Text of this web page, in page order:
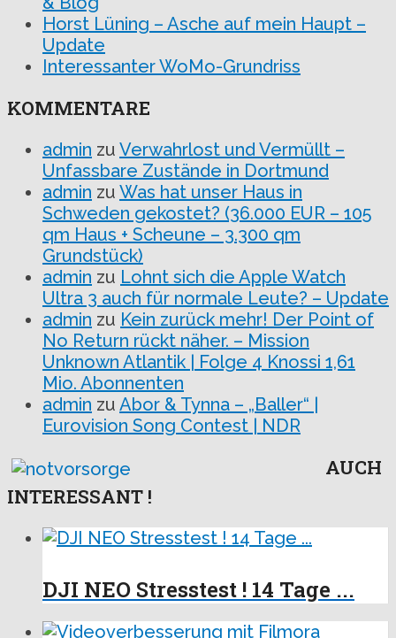
Horst Lüning – Asche auf mein Haupt –
Update
Interessanter WoMo-Grundriss
KOMMENTARE
admin zu Verwahrlost und Vermüllt –
Unfassbare Zustände in Dortmund
admin zu Was hat unser Haus in
Schweden gekostet? (36.000 EUR – 105
qm Haus + Scheune – 3.300 qm
Grundstück)
admin zu Lohnt sich die Apple Watch
Ultra 3 auch für normale Leute? – Update
admin zu Kein zurück mehr! Der Point of
No Return rückt näher. – Mission
Unknown Atlantik | Folge 4 Knossi 1,61
Mio. Abonnenten
admin zu Abor & Tynna – „Baller“ |
Eurovision Song Contest | NDR
AUCH
INTERESSANT !
DJI NEO Stresstest ! 14 Tage ...